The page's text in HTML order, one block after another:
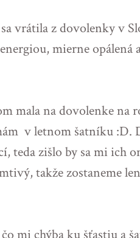
vrátila z dovolenky v
mierne opálená
mala na dovolenke na
v letnom šatníku :D.
teda zišlo by sa mi ich
takže zostaneme